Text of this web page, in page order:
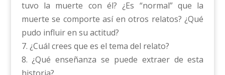
tuvo la muerte con él? ¿Es “normal” que la
muerte se comporte así en otros relatos? ¿Qué
pudo influir en su actitud?
7. ¿Cuál crees que es el tema del relato?
8. ¿Qué enseñanza se puede extraer de esta
historia?